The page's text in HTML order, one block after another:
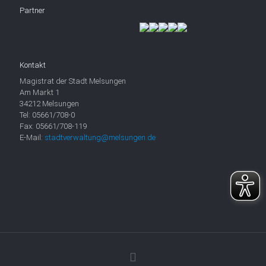
Partner
Kontakt
Magistrat der Stadt Melsungen
Am Markt 1
34212 Melsungen
Tel: 05661/708-0
Fax: 05661/708-119
E-Mail: stadtverwaltung@melsungen.de